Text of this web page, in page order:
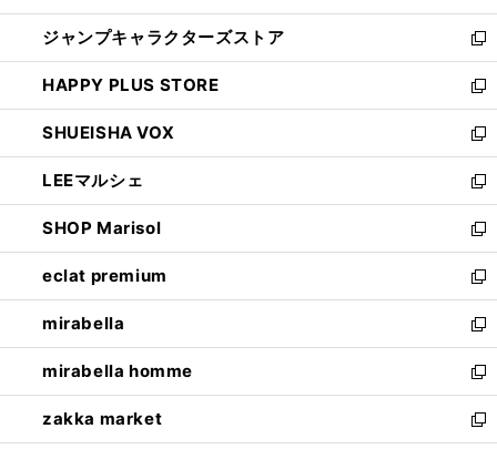
開
く
ウ
ィ
ン
ド
ウ
で
開
く
し
い
ウ
ィ
ン
ド
ウ
で
開
く
ジャンプキャラクターズストア
新
し
い
ウ
ィ
ン
ド
ウ
で
開
く
HAPPY PLUS STORE
新
し
い
ウ
ィ
ン
ド
ウ
で
開
く
SHUEISHA VOX
新
し
い
ウ
ィ
ン
ド
ウ
で
開
く
LEEマルシェ
新
し
い
ウ
ィ
ン
ド
ウ
で
開
く
SHOP Marisol
新
し
い
ウ
ィ
ン
ド
ウ
で
開
eclat premium
新
し
い
ウ
ィ
ン
ド
ウ
mirabella
新
し
い
ウ
ィ
ン
mirabella homme
新
し
い
zakka market
新